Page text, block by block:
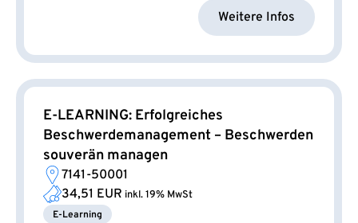
Weitere Infos
E-LEARNING: Erfolgreiches
Beschwerdemanagement – Beschwerden
souverän managen
7141-50001
34,51 EUR inkl. 19% MwSt
E-Learning